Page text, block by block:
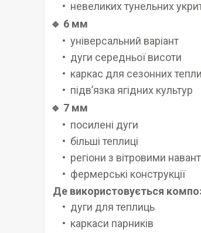
невеликих тунельних
🔹 6 мм
універсальний варіант
дуги середньої висоти
каркас для сезонних
підв’язка ягідних культур
🔹 7 мм
посилені дуги
більші теплиці
регіони з вітровими
фермерські конструкції
Де використовується
дуги для теплиць
каркаси парників